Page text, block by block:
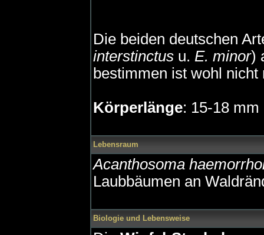
Die beiden deutschen
interstinctus u. E. minor)
bestimmen ist wohl nicht
Körperlänge: 15-18 mm
Lebensraum
Acanthosoma
Laubbäumen an
Biologie und Lebensweise